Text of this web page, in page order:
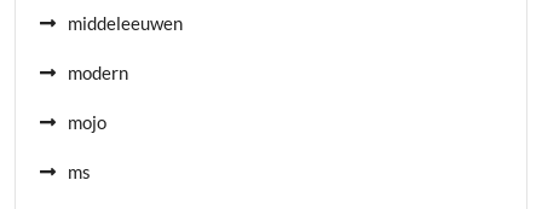
middeleeuwen
modern
mojo
ms